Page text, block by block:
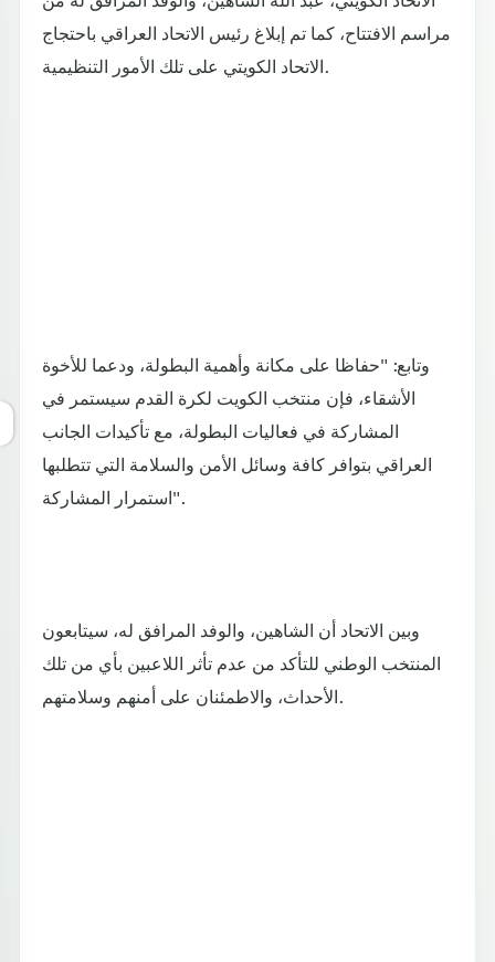
مراسم الافتتاح، كما تم إبلاغ رئيس الاتحاد العراقي باحتجاج
الاتحاد الكويتي على تلك الأمور التنظيمية.
وتابع: "حفاظا على مكانة وأهمية البطولة، ودعما للأخوة
الأشقاء، فإن منتخب الكويت لكرة القدم سيستمر في
المشاركة في فعاليات البطولة، مع تأكيدات الجانب
العراقي بتوافر كافة وسائل الأمن والسلامة التي تتطلبها
استمرار المشاركة".
وبين الاتحاد أن الشاهين، والوفد المرافق له، سيتابعون
المنتخب الوطني للتأكد من عدم تأثر اللاعبين بأي من تلك
الأحداث، والاطمئنان على أمنهم وسلامتهم.